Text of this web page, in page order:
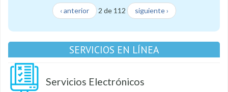
‹ anterior 2 de 112 siguiente ›
SERVICIOS EN LÍNEA
Servicios Electrónicos